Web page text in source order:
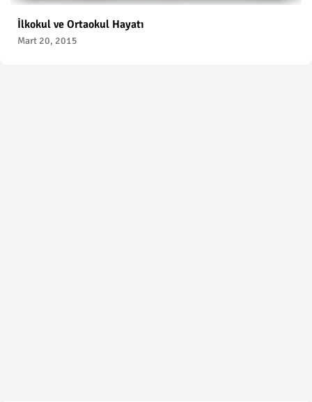
İlkokul ve Ortaokul Hayatı
Mart 20, 2015